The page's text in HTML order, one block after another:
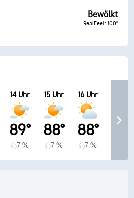
Bewölkt
RealFeel® 100°
14 Uhr
89°
7 %
15 Uhr
88°
7 %
16 Uhr
88°
7 %